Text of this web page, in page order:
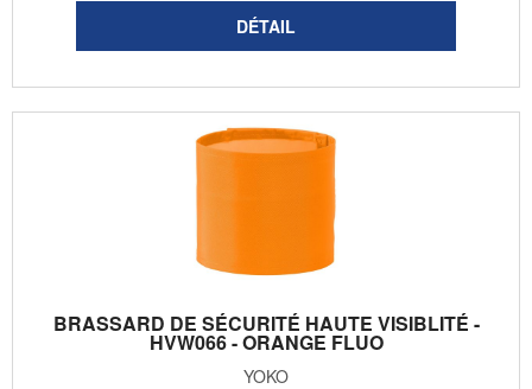
BRASSARD DE SÉCURITÉ HAUTE VISIBLITÉ -
HVW066 - ORANGE FLUO
YOKO